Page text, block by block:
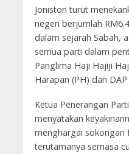
Joniston turut
negeri berjumlah
dalam sejarah Sabah,
semua parti dalam
Panglima Haji Hajiji
Harapan (PH) dan DAP
Ketua Penerangan
menyatakan
menghargai sokongan
terutamanya semasa